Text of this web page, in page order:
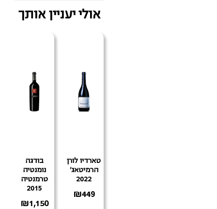
אולי יעניין אותך
טארדיו לורן
הרמיטאג'
2022
₪449
בודגה
נומנטיה
טרמנטיה
2015
₪1,150